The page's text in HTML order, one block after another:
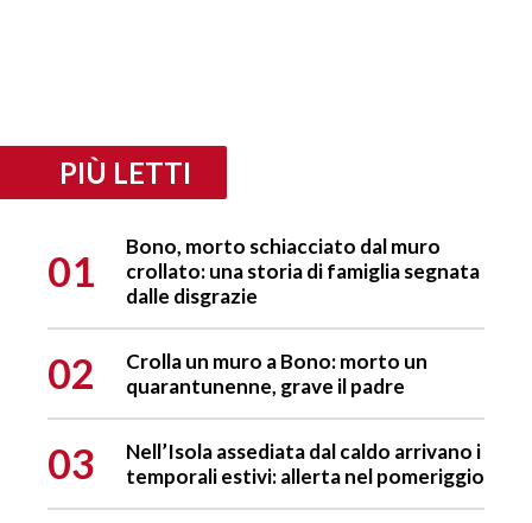
PIÙ LETTI
01
Bono, morto schiacciato dal muro
crollato: una storia di famiglia segnata
dalle disgrazie
02
Crolla un muro a Bono: morto un
quarantunenne, grave il padre
03
Nell’Isola assediata dal caldo arrivano i
temporali estivi: allerta nel pomeriggio